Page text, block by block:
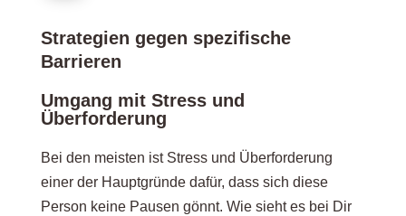
Strategien gegen spezifische
Barrieren
Umgang mit Stress und
Überforderung
Bei den meisten ist Stress und Überforderung
einer der Hauptgründe dafür, dass sich diese
Person keine Pausen gönnt. Wie sieht es bei Dir